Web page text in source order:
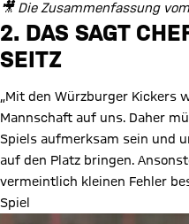
🎥 Die Zusammenfassung
Video abspielen
2. DAS SAGT
SEITZ
„Mit den Würzburger Kickers
Mannschaft auf uns. Daher
Spiels aufmerksam sein und
auf den Platz bringen.
vermeintlich kleinen Fehler
Spiel